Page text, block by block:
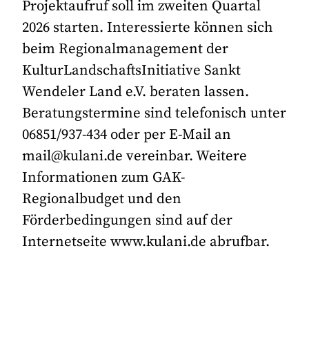
Projektaufruf soll im zweiten Quartal
2026 starten. Interessierte können sich
beim Regionalmanagement der
KulturLandschaftsInitiative Sankt
Wendeler Land e.V. beraten lassen.
Beratungstermine sind telefonisch unter
06851/937-434 oder per E-Mail an
mail@kulani.de vereinbar. Weitere
Informationen zum GAK-
Regionalbudget und den
Förderbedingungen sind auf der
Internetseite www.kulani.de abrufbar.